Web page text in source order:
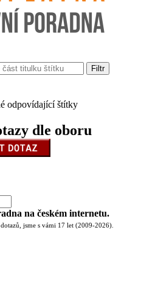
Filtr
odpovídající štítky
dle oboru
na českém internetu.
jsme s vámi 17 let (2009-2026).